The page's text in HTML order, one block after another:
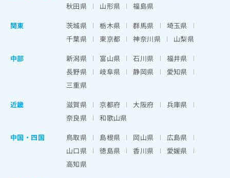
秋田県
山形県
福島県
関東
茨城県 栃木県 群馬県
埼玉県
千葉県
東京都 神奈川県
山梨県
中部
新潟県 富山県 石川県
福井県
長野県
岐阜県 静岡県
愛知県
三重県
近畿
滋賀県 京都府 大阪府
兵庫県
奈良県
和歌山県
中国・四国
鳥取県 島根県 岡山県
広島県
山口県
徳島県 香川県
愛媛県
高知県